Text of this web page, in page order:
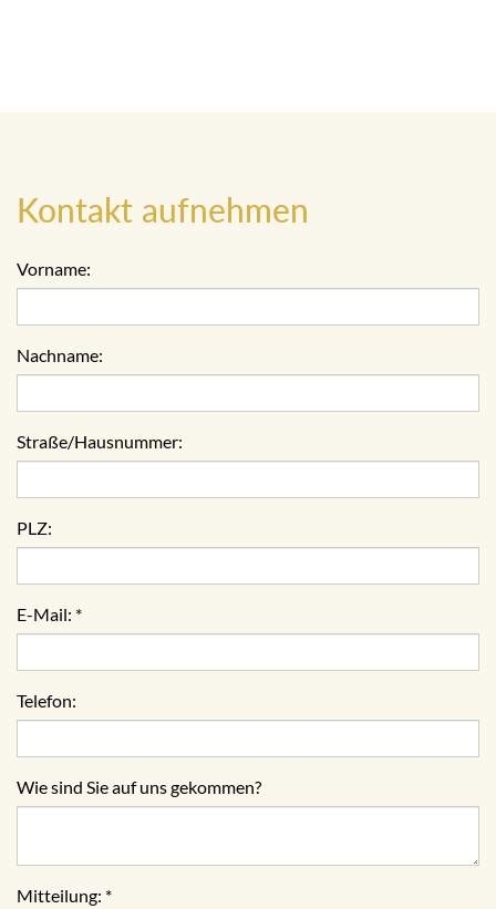
Kontakt aufnehmen
Vorname:
Nachname:
Straße/Hausnummer:
PLZ:
E-Mail: *
Telefon:
Wie sind Sie auf uns gekommen?
Mitteilung: *